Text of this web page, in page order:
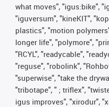
what moves", "igus:bike",
"iguversum", "kineKIT",
plastics", "motion
longer life", "polymore",
"RCYL", "readycable",
"reguse", "robolink",
"superwise", "take the
"tribotape", " ; triflex",
igus improves", "xirodur",